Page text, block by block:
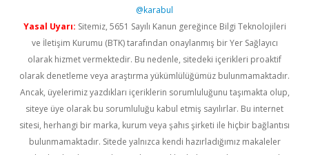
@karabul
Yasal Uyarı: Sitemiz, 5651 Sayılı Kanun gereğince Bilgi Teknolojileri
ve İletişim Kurumu (BTK) tarafından onaylanmış bir Yer Sağlayıcı
olarak hizmet vermektedir. Bu nedenle, sitedeki içerikleri proaktif
olarak denetleme veya araştırma yükümlülüğümüz bulunmamaktadır.
Ancak, üyelerimiz yazdıkları içeriklerin sorumluluğunu taşımakta olup,
siteye üye olarak bu sorumluluğu kabul etmiş sayılırlar. Bu internet
sitesi, herhangi bir marka, kurum veya şahıs şirketi ile hiçbir bağlantısı
bulunmamaktadır. Sitede yalnızca kendi hazırladığımız makaleler